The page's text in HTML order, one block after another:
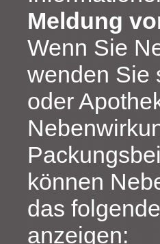
Meldung
Wenn Sie
wenden Sie
oder
können
das
anzeigen: